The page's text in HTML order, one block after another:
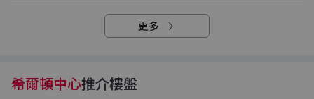
更多
希爾頓中心推介樓盤